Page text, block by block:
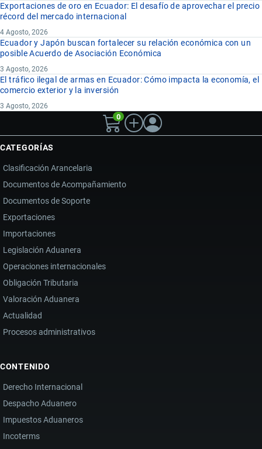
Exportaciones de oro en Ecuador: El desafío de aprovechar el precio
récord del mercado internacional
4 Agosto, 2026
Ecuador y Japón buscan fortalecer su relación económica con un
posible Acuerdo de Asociación Económica
3 Agosto, 2026
El tráfico ilegal de armas en Ecuador: Cómo impacta la economía, el
comercio exterior y la inversión
3 Agosto, 2026
0
CATEGORÍAS
Clasificación Arancelaria
Documentos de Acompañamiento
Documentos de Soporte
Exportaciones
Importaciones
Legislación Aduanera
Operaciones internacionales
Obligación Tributaria
Valoración Aduanera
Actualidad
Procesos administrativos
CONTENIDO
Derecho Internacional
Despacho Aduanero
Impuestos Aduaneros
Incoterms